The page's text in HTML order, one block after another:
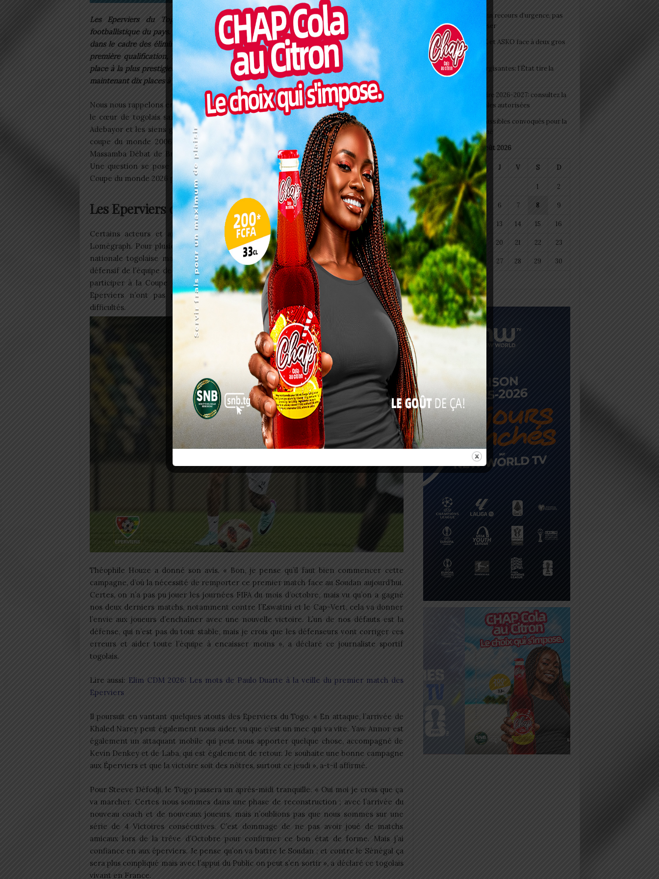
Les Eperviers du Togo ont l’occasion d’écrire un nouveau chapitre de l’histoire
footballistique du pays. Ce soir à 16H GMT, la bande à Paulo Duarte entre en compétition
dans le cadre des éliminatoires de la Coupe du Monde 2026. Presque vingt ans après leur
première qualification, les ambassadeurs togolais veulent rééditer l’exploit d’obtenir une
place à la plus prestigieuse des compétitions du football. C’est possible puisque l’Afrique a
maintenant dix places à la coupe du monde.
Nous nous rappelons encore de la date du 08 octobre 2005. Une date qui est ancrée dans
le cœur de togolais sans exception. C’est en effet la date à laquelle Sheyi Emmanuel
Adebayor et les siens guidés par Stephen Keshi ont arraché le ticket qualificatif pour la
coupe du monde 2006 en Allemagne en venant à bout du Congo au stade Alphonse
Massamba Débat de Brazzaville. Score final trois buts à deux (2-3) en faveur du Togo.
Une question se pose à quelques heures du début de la campagne éliminatoire de la
Coupe du monde 2026 pour les Eperviers du Togo.
Les Eperviers du Togo ont une chance
Certains acteurs et amoureux du football ont donné leurs avis à la rédaction de
Lomégraph. Pour plusieurs, ce sera difficile au vu des dernières prestations de l’équipe
nationale togolaise mais ce n’est pas impossible. En plus, il faut dire que le secteur
défensif de l’équipe de Paulo Duarte ne rassure pas depuis un moment. Si le Togo veut
participer à la Coupe du Monde 2026, il va falloir batailler dur. Il faut noter que les
Eperviers n’ont pas participé aux dernières journées FIFA à cause de certaines
difficultés.
Théophile Houze a donné son avis. « Bon, je pense qu’il faut bien commencer cette
campagne, d’où la nécessité de remporter ce premier match face au Soudan aujourd’hui.
Certes, on n’a pas pu jouer les journées FIFA du mois d’octobre, mais vu qu’on a gagné
nos deux derniers matchs, notamment contre l’Eswatini et le Cap-Vert, cela va donner
l’envie aux joueurs d’enchaîner avec une nouvelle victoire. L’un de nos défauts est la
défense, qui n’est pas du tout stable, mais je crois que les défenseurs vont corriger ces
erreurs et aider toute l’équipe à encaisser moins », a déclaré ce journaliste sportif
togolais.
Lire aussi: Elim CDM 2026: Les mots de Paulo Duarte à la veille du premier match des
Eperviers
Il poursuit en vantant quelques atouts des Eperviers du Togo. « En attaque, l’arrivée de
Khaled Narey peut également nous aider, vu que c’est un mec qui va vite. Yaw Annor est
également un attaquant mobile qui peut nous apporter quelque chose, accompagné de
Kevin Denkey et de Laba, qui est également de retour. Je souhaite une bonne campagne
aux Éperviers et que la victoire soit des nôtres, surtout ce jeudi », a-t-il affirmé.
Pour Steeve Défodji, le Togo passera un après-midi tranquille. « Oui moi je crois que ça
va marcher. Certes nous sommes dans une phase de reconstruction ; avec l’arrivée du
nouveau coach et de nouveaux joueurs, mais n’oublions pas que nous sommes sur une
série de 4 Victoires consécutives. C’est dommage de ne pas avoir joué de matchs
amicaux lors de la trêve d’Octobre pour confirmer ce bon état de forme. Mais j’ai
confiance en aux éperviers. Je pense qu’on va battre le Soudan ; et contre le Sénégal ça
sera plus compliqué mais avec l’appui du Public on peut s’en sortir », a déclaré ce togolais
vivant en France.
Pilule du lendemain : un recours d’urgence, pas
une habitude à banaliser
Interclubs CAF: ASCK et ASKO face à deux gros
morceaux
Togo/ Boissons énergisantes: l’État tire la
sonnette d’alarme
Togo/ Rentrée scolaire 2026-2027: consultez la
liste officielle des écoles autorisées
ESSAL 2026 : les admissibles convoqués pour la
visite médicale à Lomé
août 2026
L M M J V S D
1 2
3 4 5 6 7 8 9
10 11 12 13 14 15 16
17 18 20 21 22 23
24 25 26 27 28 29 30
31
« Juil